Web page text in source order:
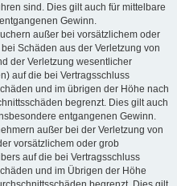
sind. Dies gilt auch für mittelbare
Gewinn.
außer bei vorsätzlichem oder
Schäden aus der Verletzung von
der Verletzung wesentlicher
auf die bei Vertragsschluss
und im übrigen der Höhe nach
begrenzt. Dies gilt auch
entgangenen Gewinn.
außer bei der Verletzung von
vorsätzlichem oder grob
auf die bei Vertragsschluss
und im Übrigen der Höhe